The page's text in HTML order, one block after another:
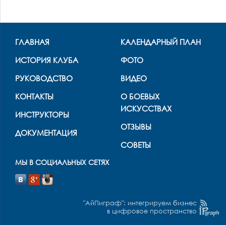
ГЛАВНАЯ
ИСТОРИЯ КЛУБА
РУКОВОДСТВО
КОНТАКТЫ
ИНСТРУКТОРЫ
ДОКУМЕНТАЦИЯ
КАЛЕНДАРНЫЙ ПЛАН
ФОТО
ВИДЕО
О БОЕВЫХ
ИСКУССТВАХ
ОТЗЫВЫ
СОВЕТЫ
МЫ В СОЦИАЛЬНЫХ СЕТЯХ